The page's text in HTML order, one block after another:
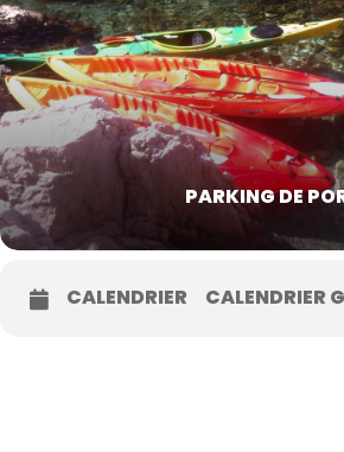
PARKING DE
CALENDRIER CALENDRIER